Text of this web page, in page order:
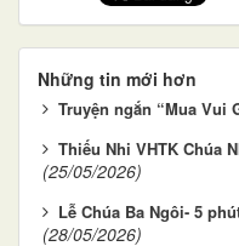
Những tin mới hơn
Truyện ngắn “Mua Vui
Thiếu Nhi VHTK Chúa
(25/05/2026)
Lễ Chúa Ba Ngôi- 5
(28/05/2026)